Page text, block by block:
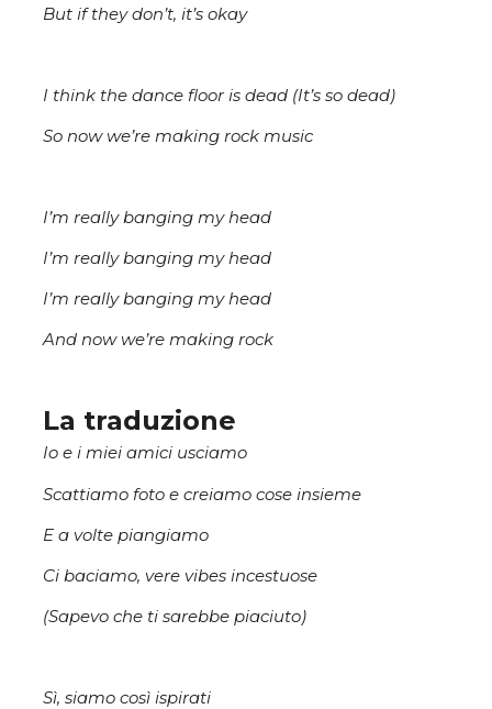
But if they don’t, it’s okay
I think the dance floor is dead (It’s so dead)
So now we’re making rock music
I’m really banging my head
I’m really banging my head
I’m really banging my head
And now we’re making rock
La traduzione
Io e i miei amici usciamo
Scattiamo foto e creiamo cose insieme
E a volte piangiamo
Ci baciamo, vere vibes incestuose
(Sapevo che ti sarebbe piaciuto)
Sì, siamo così ispirati